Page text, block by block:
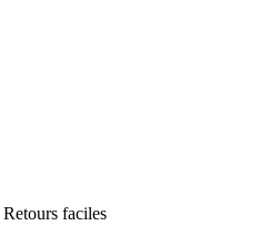
Retours faciles